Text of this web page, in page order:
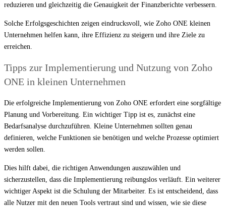
reduzieren und gleichzeitig die Genauigkeit der Finanzberichte verbessern.
Solche Erfolgsgeschichten zeigen eindrucksvoll, wie Zoho ONE kleinen
Unternehmen helfen kann, ihre Effizienz zu steigern und ihre Ziele zu
erreichen.
Tipps zur Implementierung und Nutzung von Zoho
ONE in kleinen Unternehmen
Die erfolgreiche Implementierung von Zoho ONE erfordert eine sorgfältige
Planung und Vorbereitung. Ein wichtiger Tipp ist es, zunächst eine
Bedarfsanalyse durchzuführen. Kleine Unternehmen sollten genau
definieren, welche Funktionen sie benötigen und welche Prozesse optimiert
werden sollen.
Dies hilft dabei, die richtigen Anwendungen auszuwählen und
sicherzustellen, dass die Implementierung reibungslos verläuft. Ein weiterer
wichtiger Aspekt ist die Schulung der Mitarbeiter. Es ist entscheidend, dass
alle Nutzer mit den neuen Tools vertraut sind und wissen, wie sie diese